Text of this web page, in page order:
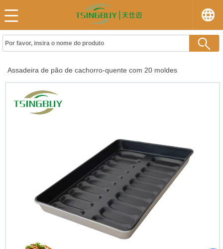
Assadeira de pão de cachorro-quente com 20 moldes